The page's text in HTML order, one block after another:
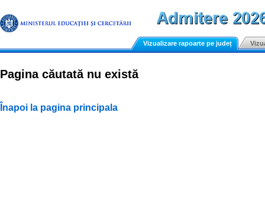
Vizualizare rapoarte pe județ
Pagina căutată nu există
Înapoi la pagina principala